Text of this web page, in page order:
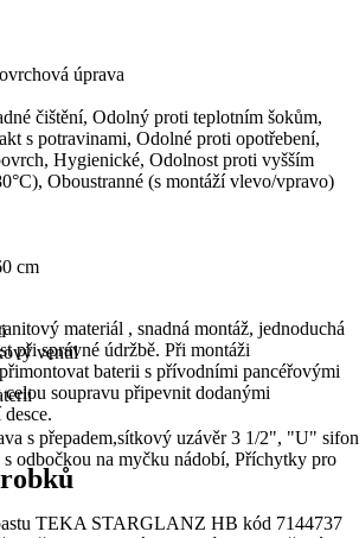
úprava
čištění, Odolný proti teplotním šokům,
s potravinami, Odolné proti opotřebení,
Hygienické, Odolnost proti vyšším
Oboustranné (s montáží vlevo/vpravo)
cm
ventil
s přepadem,sítkový uzávěr 3 1/2", "U" sifon
s odbočkou na myčku nádobí, Příchytky pro
TEKA STARGLANZ HB kód 7144737
materiál , snadná montáž, jednoduchá
při správné údržbě. Při montáži
baterii s přívodními pancéřovými
soupravu připevnit dodanými